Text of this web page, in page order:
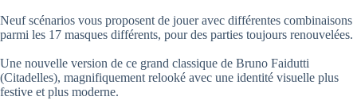
Neuf scénarios vous proposent de jouer avec différentes combinaisons
parmi les 17 masques différents, pour des parties toujours renouvelées.
Une nouvelle version de ce grand classique de Bruno Faidutti
(Citadelles), magnifiquement relooké avec une identité visuelle plus
festive et plus moderne.